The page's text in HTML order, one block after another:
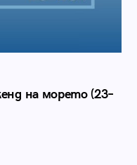
на морето (23–